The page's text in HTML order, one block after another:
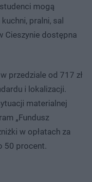
mogą
pralni, sal
Cieszynie dostępna
przedziale od 717 zł
i lokalizacji.
materialnej
„Fundusz
w opłatach za
50 procent.